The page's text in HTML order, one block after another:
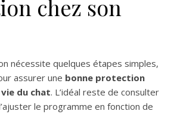
chez son
nécessite quelques étapes simples,
assurer une bonne protection
du chat. L’idéal reste de consulter
le programme en fonction de